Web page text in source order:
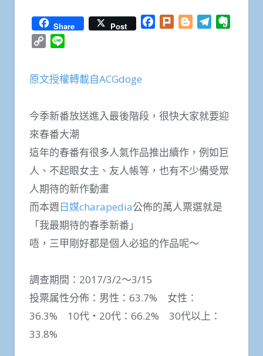
Share Post Facebook
Plurk BloggerTelegram
Copy
原文授權轉載自ACGdoge
今季新番放送進入最後階段，很快大家就要迎
來春番大潮
這年的春番有很多人氣作品推出續作，例如巨
人、不起眼女主、友人帳等，也有不少備受眾
人期待的新作動畫
而本週日媒charapedia公佈的萬人票選就是
「我最期待的春季新番」
唔，三甲剛好都是個人必追的作品呢～
調查期間：2017/3/2～3/15
投票属性分佈：男性：63.7% 女性：
36.3% 10代・20代：66.2% 30代以上：
33.8%